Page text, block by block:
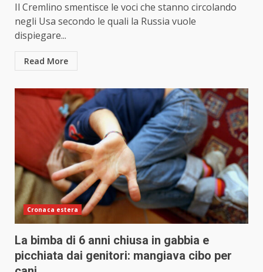
Il Cremlino smentisce le voci che stanno circolando
negli Usa secondo le quali la Russia vuole
dispiegare...
Read More
Cronaca estera
La bimba di 6 anni chiusa in gabbia e
picchiata dai genitori: mangiava cibo per